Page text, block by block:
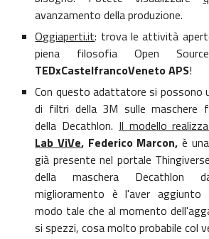
avanzamento della produzione.
Oggiaperti.it: trova le attività
piena filosofia Open
TEDxCastelfrancoVeneto APS!
Con questo adattatore si
di filtri della 3M sulle maschere
della Decathlon. Il modello
Lab ViVe, Federico Marcon, è
già presente nel portale
della maschera Decathlon
miglioramento è l'aver aggiunto
modo tale che al momento
si spezzi, cosa molto probabile col